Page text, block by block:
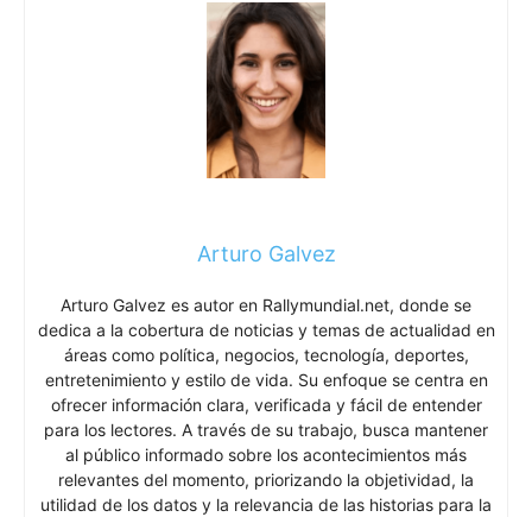
Arturo Galvez
Arturo Galvez es autor en Rallymundial.net, donde se
dedica a la cobertura de noticias y temas de actualidad en
áreas como política, negocios, tecnología, deportes,
entretenimiento y estilo de vida. Su enfoque se centra en
ofrecer información clara, verificada y fácil de entender
para los lectores. A través de su trabajo, busca mantener
al público informado sobre los acontecimientos más
relevantes del momento, priorizando la objetividad, la
utilidad de los datos y la relevancia de las historias para la